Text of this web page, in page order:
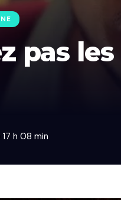
pas
h 08 min